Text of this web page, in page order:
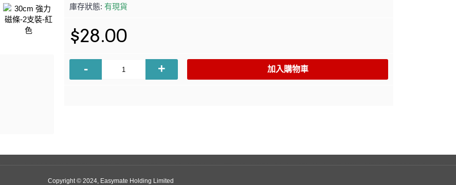
庫存狀態: 有現貨
$28.00
- + 加入購物車
Copyright © 2024, Easymate Holding Limited